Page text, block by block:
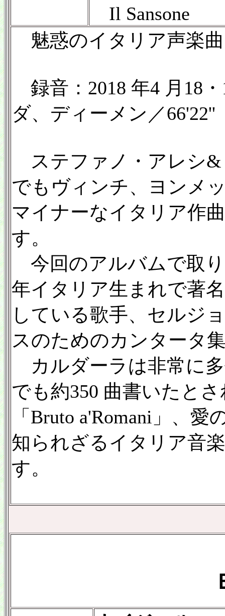
Il Sansone
魅惑のイタリア声楽曲
録音：2018 年4 月18
ダ、ディーメン／66'22''
ステファノ・アレシ&
でもヴィンチ、ヨンメ
マイナーなイタリア作
す。
今回のアルバムで取
年イタリア生まれで著
している歌手、セルジ
スのためのカンタータ
カルダーラは非常に
でも約350 曲書いたと
「Bruto a'Romani」、
知られざるイタリア音
す。